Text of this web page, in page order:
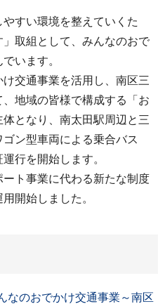
すい環境を整えていくた
取組として、みんなのおで
います。
交通事業を活用し、南区三
地域の皆様で構成する「お
となり、南太田駅周辺と三
ン型車両による乗合バス
行を開始します。
ト事業に代わる新たな制度
開始しました。
なのおでかけ交通事業～南区